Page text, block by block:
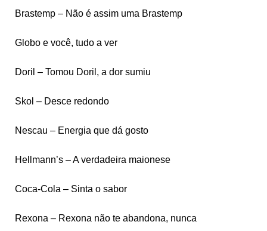
Brastemp – Não é assim uma Brastemp
Globo e você, tudo a ver
Doril – Tomou Doril, a dor sumiu
Skol – Desce redondo
Nescau – Energia que dá gosto
Hellmann’s – A verdadeira maionese
Coca-Cola – Sinta o sabor
Rexona – Rexona não te abandona, nunca